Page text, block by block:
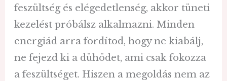
feszültség és elégedetlenség, akkor tüneti
kezelést próbálsz alkalmazni. Minden
energiád arra fordítod, hogy ne kiabálj,
ne fejezd ki a dühödet, ami csak fokozza
a feszültséget. Hiszen a megoldás nem az